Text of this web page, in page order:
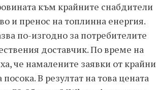
към крайните снабдители
и пренос на топлинна енергия.
по-изгодно за потребителите
доставчик. По време на
че намалените заявки от крайни
В резултат на това цената